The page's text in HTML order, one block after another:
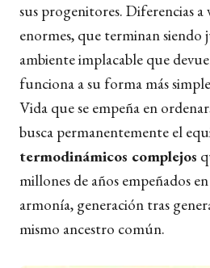
sus progenitores. Diferencias a
enormes, que terminan siendo
ambiente implacable que
funciona a su forma más
Vida que se empeña en
busca permanentemente el
termodinámicos complejos
millones de años empeñados
armonía, generación tras
mismo ancestro común.